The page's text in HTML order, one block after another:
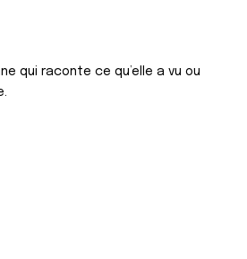
qui raconte ce qu’elle a vu ou